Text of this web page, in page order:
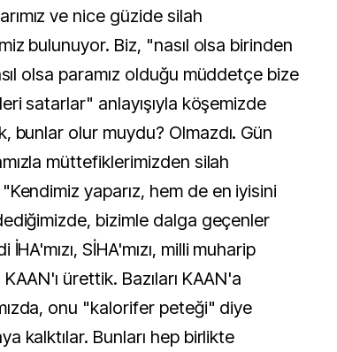
ve nice güzide silah
bulunuyor. Biz, "nasıl olsa birinden
olsa paramız olduğu müddetçe bize
satarlar" anlayışıyla köşemizde
bunlar olur muydu? Olmazdı. Gün
müttefiklerimizden silah
"Kendimiz yaparız, hem de en iyisini
bizimle dalga geçenler
İHA'mızı, SİHA'mızı, milli muharip
KAAN'ı ürettik. Bazıları KAAN'a
onu "kalorifer peteği" diye
kalktılar. Bunları hep birlikte